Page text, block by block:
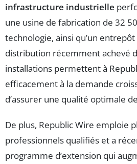
infrastructure industrielle
une usine de fabrication de 32
technologie, ainsi qu’un
distribution récemment achevé
installations permettent à
efficacement à la demande
d’assurer une qualité optimale
De plus, Republic Wire emploie
professionnels qualifiés et a
programme d’extension qui